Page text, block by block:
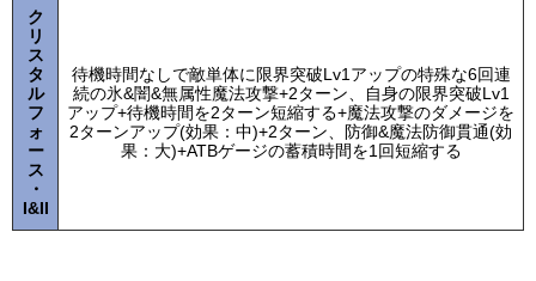
ク
リ
ス
タ
ル
フ
ォ
ー
ス
・
I&II
待機時間なしで敵単体に限界突破Lv1アップの特殊な6回連
続の氷&闇&無属性魔法攻撃+2ターン、自身の限界突破Lv1
アップ+待機時間を2ターン短縮する+魔法攻撃のダメージを
2ターンアップ(効果：中)+2ターン、防御&魔法防御貫通(効
果：大)+ATBゲージの蓄積時間を1回短縮する